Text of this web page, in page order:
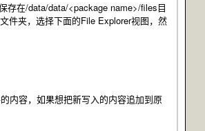
存在/data/data/<package name>/files目
件夹，选择下面的File Explorer视图，然
内容，如果想把新写入的内容追加到原